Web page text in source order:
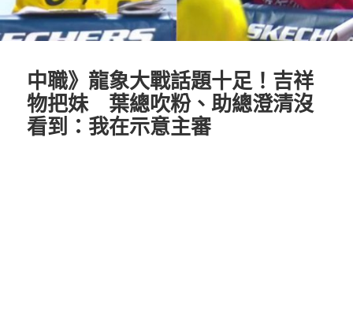
中職》龍象大戰話題十足！吉祥
物把妹 葉總吹粉、助總澄清沒
看到：我在示意主審